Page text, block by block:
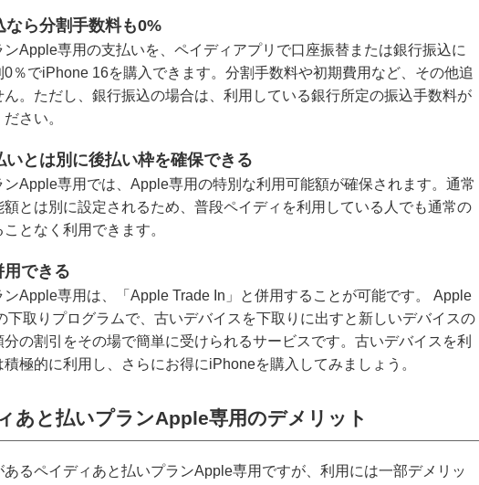
なら分割手数料も0%
Apple専用の支払いを、ペイディアプリで口座振替または銀行振込に
％でiPhone 16を購入できます。分割手数料や初期費用など、その他追
。ただし、銀行振込の場合は、利用している銀行所定の振込手数料が
さい。
とは別に後払い枠を確保できる
Apple専用では、Apple専用の特別な利用可能額が確保されます。通常
とは別に設定されるため、普段ペイディを利用している人でも通常の
となく利用できます。
できる
Apple専用は、「Apple Trade In」と併用することが可能です。 Apple
下取りプログラムで、古いデバイスを下取りに出すと新しいデバイスの
の割引をその場で簡単に受けられるサービスです。古いデバイスを利
極的に利用し、さらにお得にiPhoneを購入してみましょう。
あと払いプランApple専用のデメリット
るペイディあと払いプランApple専用ですが、利用には一部デメリッ